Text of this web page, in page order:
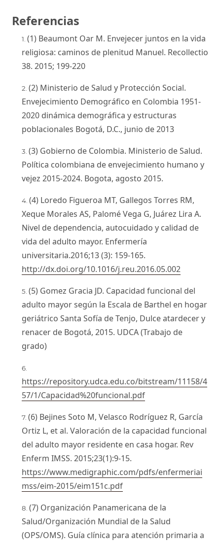
Referencias
(1) Beaumont Oar M. Envejecer juntos en la vida
religiosa: caminos de plenitud Manuel. Recollectio
38. 2015; 199-220
(2) Ministerio de Salud y Protección Social.
Envejecimiento Demográfico en Colombia 1951-
2020 dinámica demográfica y estructuras
poblacionales Bogotá, D.C., junio de 2013
(3) Gobierno de Colombia. Ministerio de Salud.
Política colombiana de envejecimiento humano y
vejez 2015-2024. Bogota, agosto 2015.
(4) Loredo Figueroa MT, Gallegos Torres RM,
Xeque Morales AS, Palomé Vega G, Juárez Lira A.
Nivel de dependencia, autocuidado y calidad de
vida del adulto mayor. Enfermería
universitaria.2016;13 (3): 159-165.
http://dx.doi.org/10.1016/j.reu.2016.05.002
(5) Gomez Gracia JD. Capacidad funcional del
adulto mayor según la Escala de Barthel en hogar
geriátrico Santa Sofía de Tenjo, Dulce atardecer y
renacer de Bogotá, 2015. UDCA (Trabajo de
grado)
https://repository.udca.edu.co/bitstream/11158/4
57/1/Capacidad%20funcional.pdf
(6) Bejines Soto M, Velasco Rodríguez R, García
Ortiz L, et al. Valoración de la capacidad funcional
del adulto mayor residente en casa hogar. Rev
Enferm IMSS. 2015;23(1):9-15.
https://www.medigraphic.com/pdfs/enfermeriai
mss/eim-2015/eim151c.pdf
(7) Organización Panamericana de la
Salud/Organización Mundial de la Salud
(OPS/OMS). Guía clínica para atención primaria a